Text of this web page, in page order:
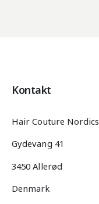
Kontakt
Hair Couture Nordics
Gydevang 41
3450 Allerød
Denmark